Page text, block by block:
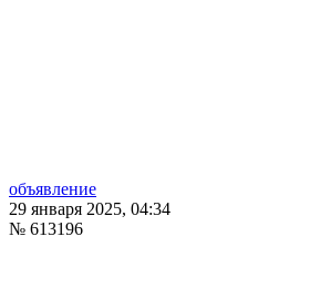
объявление
29 января 2025, 04:34
№ 613196